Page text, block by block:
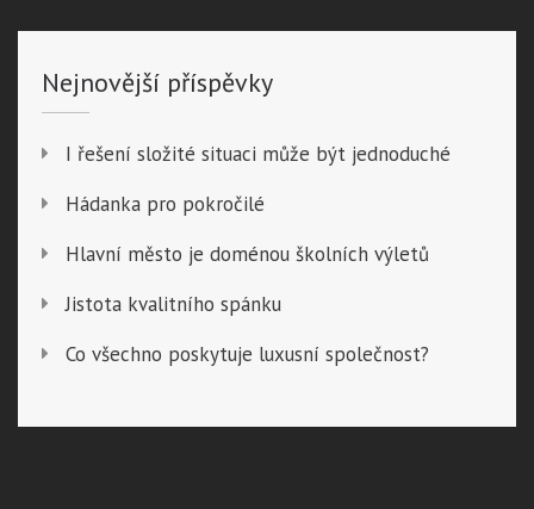
Nejnovější příspěvky
I řešení složité situaci může být jednoduché
Hádanka pro pokročilé
Hlavní město je doménou školních výletů
Jistota kvalitního spánku
Co všechno poskytuje luxusní společnost?